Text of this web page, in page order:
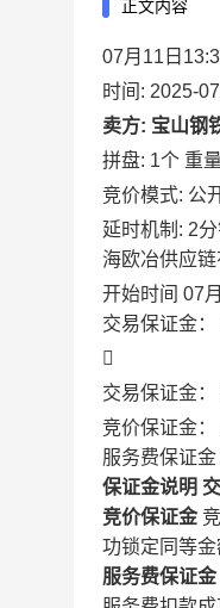
正文内容
07月11日
时间: 2025-
卖方: 宝山钢
拼盘: 1个 重
竞价模式: 公
延时机制: 2
海欧冶供应链
开始时间 07
交易保证金：

交易保证金：
竞价保证金：
服务费保证金
保证金说明
竞价保证金
功锁定同等金
服务费保证金